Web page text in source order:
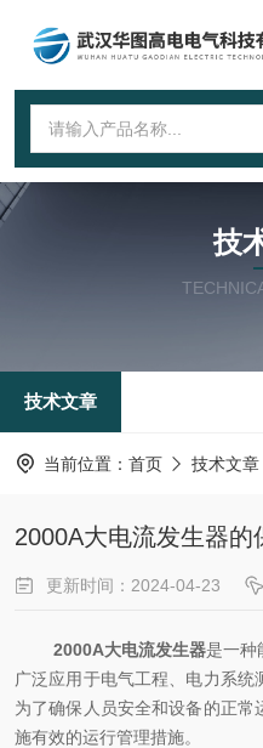
技
技术文章
当前位置： 首页 技术文章
2000A大电流发生器的
更新时间：2024-04-23
2000A大电流发生器是一种
广泛应用于电气工程、电力系统
为了确保人员安全和设备的正
施有效的运行管理措施。